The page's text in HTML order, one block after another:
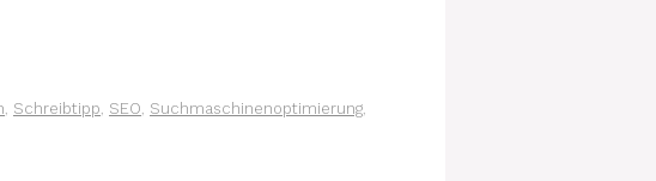
, Schreibtipp, SEO, Suchmaschinenoptimierung,